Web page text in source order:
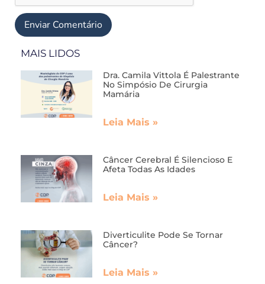
MAIS LIDOS
Dra. Camila Vittola É Palestrante
No Simpósio De Cirurgia
Mamária
Leia Mais »
Câncer Cerebral É Silencioso E
Afeta Todas As Idades
Leia Mais »
Diverticulite Pode Se Tornar
Câncer?
Leia Mais »